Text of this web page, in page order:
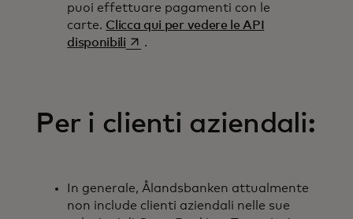
puoi effettuare pagamenti con le
carte. Clicca qui per vedere le API
disponibiliopens in a new tab
.
Per i clienti aziendali:
In generale, Ålandsbanken attualmente
non include clienti aziendali nelle sue